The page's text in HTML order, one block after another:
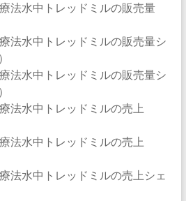
法水中トレッドミルの販売量
法水中トレッドミルの販売量シ
法水中トレッドミルの販売量シ
法水中トレッドミルの売上
法水中トレッドミルの売上
法水中トレッドミルの売上シェ